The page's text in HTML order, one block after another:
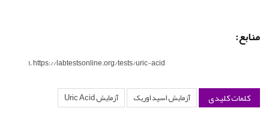
منابع:
https://labtestsonline.org/tests/uric-acid
کلمات کلیدی آزمایش اسید اوریک آزمایش Uric Acid